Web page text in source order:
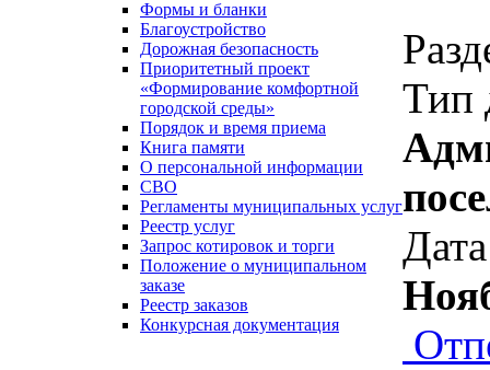
Формы и бланки
Благоустройство
Дорожная безопасность
Приоритетный проект
«Формирование комфортной
городской среды»
Порядок и время приема
Книга памяти
О персональной информации
СВО
Регламенты муниципальных услуг
Реестр услуг
Запрос котировок и торги
Положение о муниципальном
заказе
Реестр заказов
Конкурсная документация
Тип